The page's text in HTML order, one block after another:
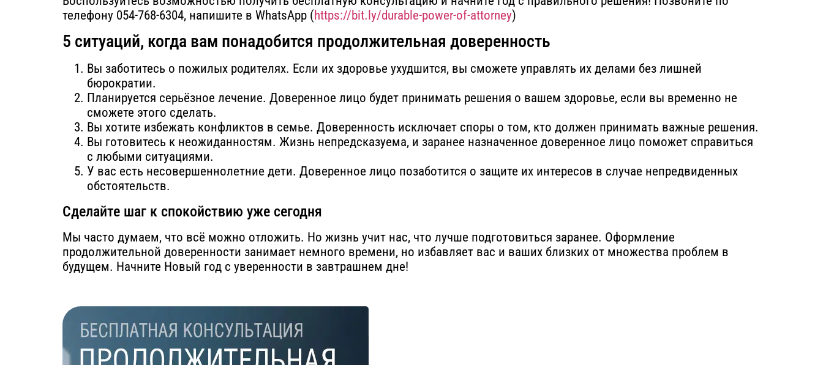
телефону 054-768-6304, напишите в WhatsApp (https://bit.ly/durable-power-of-attorney)
5 ситуаций, когда вам понадобится продолжительная доверенность
Вы заботитесь о пожилых родителях. Если их здоровье ухудшится, вы сможете управлять их делами без лишней
бюрократии.
Планируется серьёзное лечение. Доверенное лицо будет принимать решения о вашем здоровье, если вы временно не
сможете этого сделать.
Вы хотите избежать конфликтов в семье. Доверенность исключает споры о том, кто должен принимать важные решения.
Вы готовитесь к неожиданностям. Жизнь непредсказуема, и заранее назначенное доверенное лицо поможет справиться
с любыми ситуациями.
У вас есть несовершеннолетние дети. Доверенное лицо позаботится о защите их интересов в случае непредвиденных
обстоятельств.
Сделайте шаг к спокойствию уже сегодня
Мы часто думаем, что всё можно отложить. Но жизнь учит нас, что лучше подготовиться заранее. Оформление
продолжительной доверенности занимает немного времени, но избавляет вас и ваших близких от множества проблем в
будущем. Начните Новый год с уверенности в завтрашнем дне!